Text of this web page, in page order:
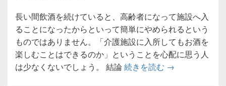
長い間飲酒を続けていると、高齢者になって施設へ入
ることになったからといって簡単にやめられるという
ものではありません。「介護施設に入所してもお酒を
楽しむことはできるのか」ということを心配に思う人
は少なくないでしょう。 結論続きを読む 施設へ入居し
→